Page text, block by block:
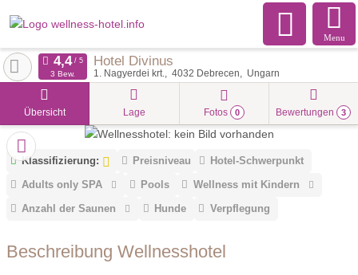
Menu
Hotel Divinus
1. Nagyerdei krt. 4032 Debrecen Ungarn
3 Bew.
Übersicht Lage Fotos 0 Bewertungen 3
Klassifizierung: Preisniveau
Hotel-Schwerpunkt
Adults only SPA
Pools
Wellness mit Kindern
Anzahl der Saunen
Hunde Verpflegung
Beschreibung Wellnesshotel